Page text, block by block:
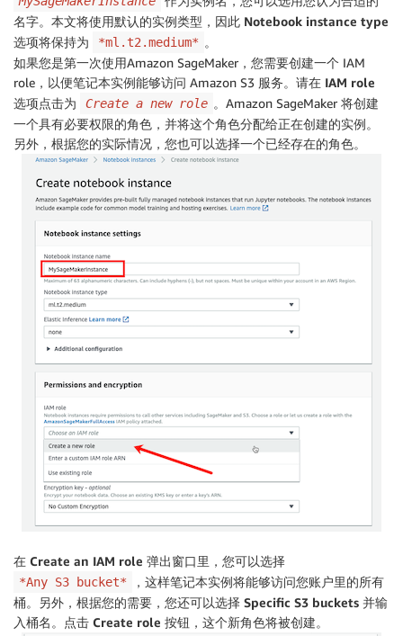
名字。本文将使用默认的实例类型，因此 Notebook instance type
选项将保持为
*ml.t2.medium* 。
如果您是第一次使用Amazon SageMaker，您需要创建一个 IAM
role，以便笔记本实例能够访问 Amazon S3 服务。请在 IAM role
选项点击为
Create a new role 。Amazon SageMaker 将创建
一个具有必要权限的角色，并将这个角色分配给正在创建的实例。
另外，根据您的实际情况，您也可以选择一个已经存在的角色。
在 Create an IAM role 弹出窗口里，您可以选择
*Any S3 bucket*
，这样笔记本实例将能够访问您账户里的所有
桶。另外，根据您的需要，您还可以选择 Specific S3 buckets 并输
入桶名。点击 Create role 按钮，这个新角色将被创建。